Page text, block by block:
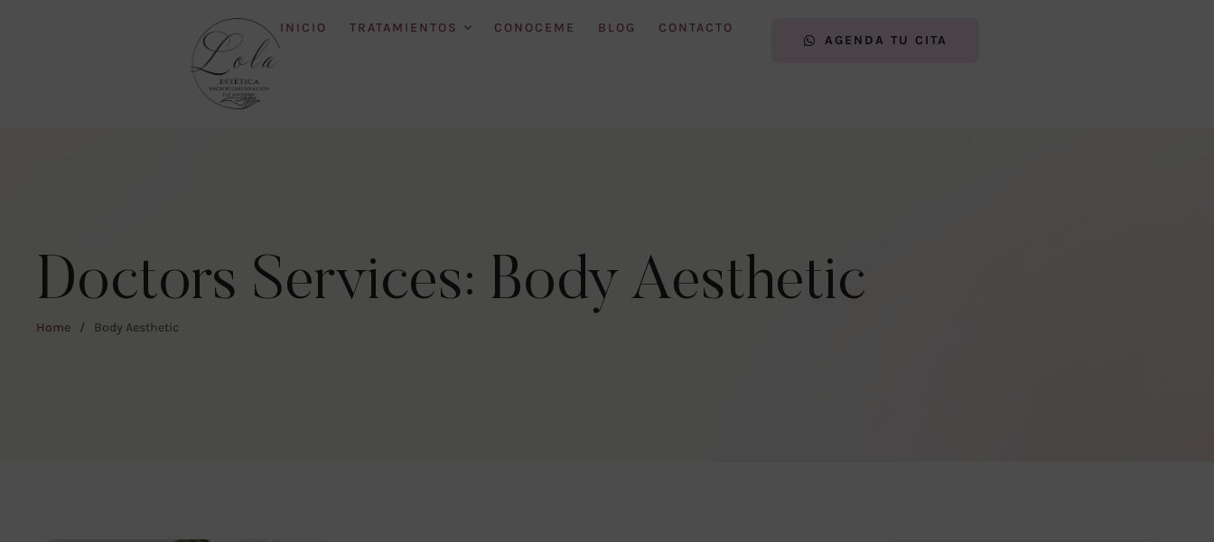
INICIO TRATAMIENTOS CONOCEME BLOG
CONTACTO
AGENDA TU CITA
Doctors Services: Body Aesthetic
Home / Body Aesthetic